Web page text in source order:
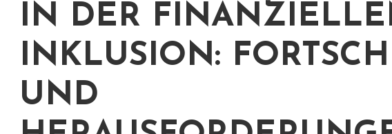
IN DER
INKLUSION:
UND